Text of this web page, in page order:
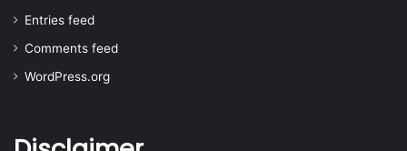
Entries feed
Comments feed
WordPress.org